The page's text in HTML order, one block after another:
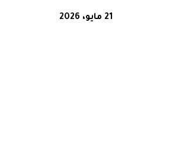
21 مايو، 2026